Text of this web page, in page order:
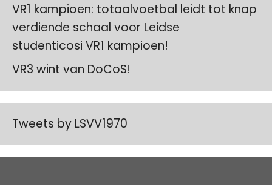
VR1 kampioen: totaalvoetbal leidt tot knap
verdiende schaal voor Leidse
studenticosi VR1 kampioen!
VR3 wint van DoCoS!
Tweets by LSVV1970